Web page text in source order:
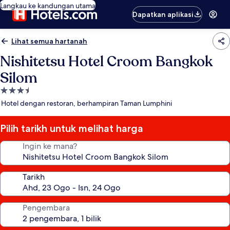
Langkau ke kandungan utama
Dapatkan aplikasi
Lihat semua hartanah
Nishitetsu Hotel Croom Bangkok
Silom
Hartanah
3.5
Hotel dengan restoran, berhampiran Taman Lumphini
Pilih tarikh untuk melihat harga
Ingin ke mana?
Tarikh
Pengembara